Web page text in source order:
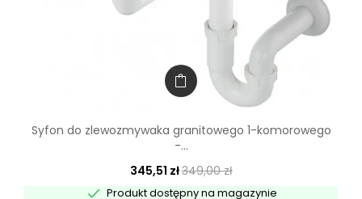
Syfon do zlewozmywaka granitowego 1-komorowego
-...
345,51 zł349,00 zł
 Produkt dostępny na magazynie